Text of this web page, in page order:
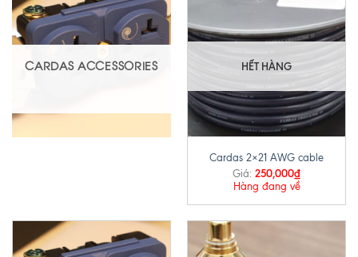
CARDAS ACCESSORIES HẾT HÀNG
Cardas 2×21 AWG cable
Giá: 250,000₫
Hàng đang về